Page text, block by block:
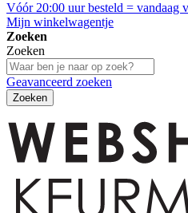
Vóór 20:00 uur besteld = vandaag
Mijn winkelwagentje
Zoeken
Zoeken
Geavanceerd zoeken
Zoeken